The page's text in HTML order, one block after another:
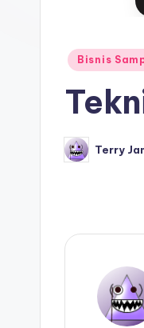
Posted
Bisnis
Posted
by
Terry